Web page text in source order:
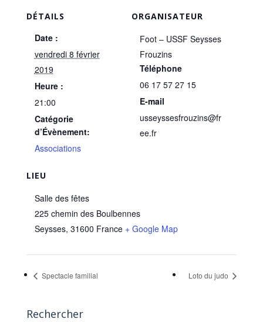
DÉTAILS
Date :
vendredi 8 février
2019
Heure :
21:00
Catégorie
d’Évènement:
Associations
LIEU
Salle des fêtes
225 chemin des Boulbennes
Seysses, 31600 France + Google Map
ORGANISATEUR
Foot – USSF Seysses
Frouzins
Téléphone
06 17 57 27 15
E-mail
usseyssesfrouzins@fr
ee.fr
Spectacle familial Loto du judo
Rechercher